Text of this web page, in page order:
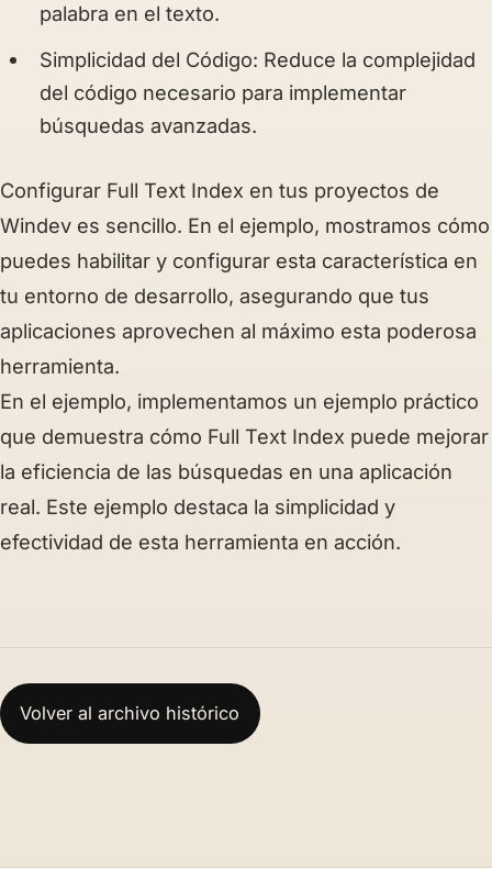
palabra en el texto.
Simplicidad del Código: Reduce la complejidad
del código necesario para implementar
búsquedas avanzadas.
Configurar Full Text Index en tus proyectos de
Windev es sencillo. En el ejemplo, mostramos cómo
puedes habilitar y configurar esta característica en
tu entorno de desarrollo, asegurando que tus
aplicaciones aprovechen al máximo esta poderosa
herramienta.
En el ejemplo, implementamos un ejemplo práctico
que demuestra cómo Full Text Index puede mejorar
la eficiencia de las búsquedas en una aplicación
real. Este ejemplo destaca la simplicidad y
efectividad de esta herramienta en acción.
Volver al archivo histórico